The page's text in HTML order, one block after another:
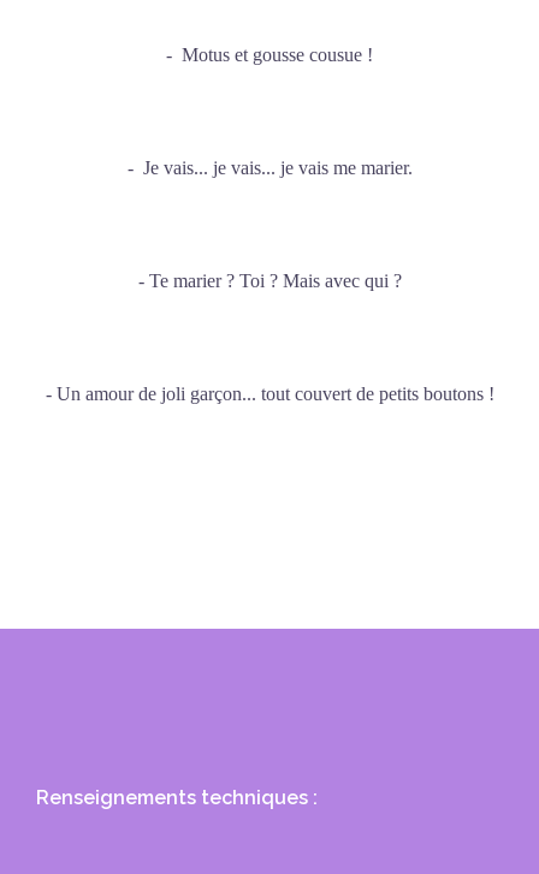
- Motus et gousse cousue !
- Je vais... je vais... je vais me marier.
- Te marier ? Toi ? Mais avec qui ?
- Un amour de joli garçon... tout couvert de petits boutons !
Renseignements techniques :